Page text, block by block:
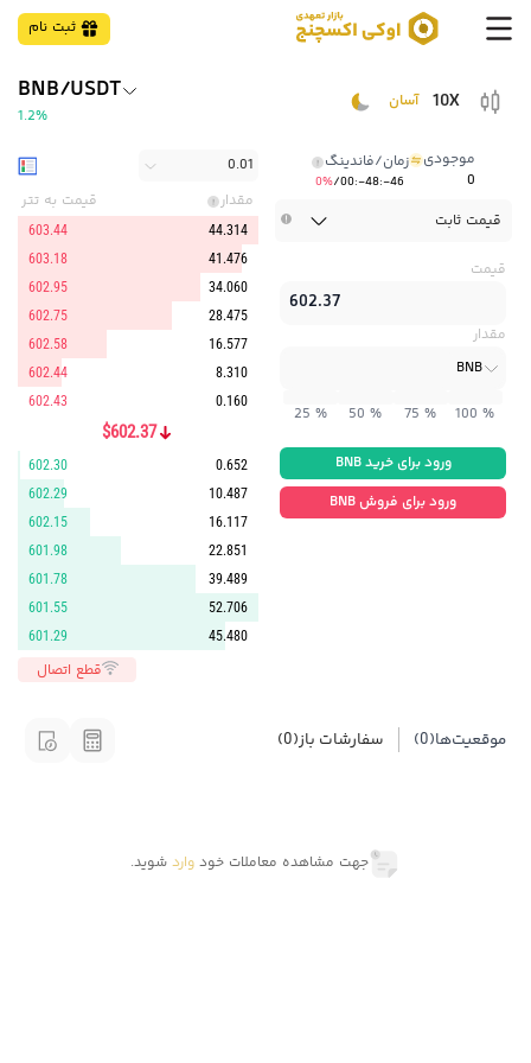
ثبت نام
10X آسان BNB/USDT
1.2%
موجودی
0
زمان/فاندینگ
0%/00:-48:-46
قیمت ثابت
قیمت
مقدار
BNB
25 % 50 % 75 % 100 %
ورود برای خرید BNB
ورود برای فروش BNB
0.01
مقدار
قیمت به تتر
0.160
602.43
8.310
602.44
16.577
602.58
28.475
602.75
34.060
602.95
41.476
603.18
44.314
603.44
$602.37
0.652
602.30
10.487
602.29
16.117
602.15
22.851
601.98
39.489
601.78
52.706
601.55
45.480
601.29
قطع اتصال
موقعیت‌ها(0) سفارشات باز(0)
جهت مشاهده معاملات خود وارد شوید.